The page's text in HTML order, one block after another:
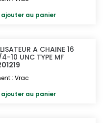
ajouter au panier
A CHAINE 16
10 UNC TYPE MF
: Vrac
ajouter au panier